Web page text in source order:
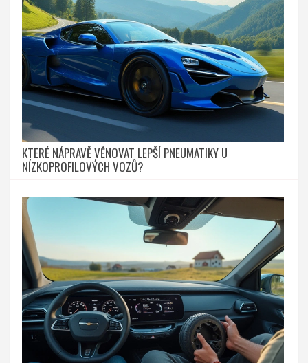
KTERÉ NÁPRAVĚ VĚNOVAT LEPŠÍ PNEUMATIKY U
NÍZKOPROFILOVÝCH VOZŮ?